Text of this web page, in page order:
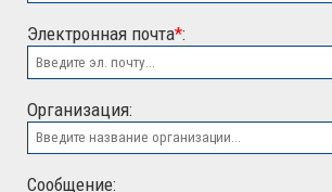
ООО "ЭСК"
Электронная почта*:
Организация:
Сообщение: